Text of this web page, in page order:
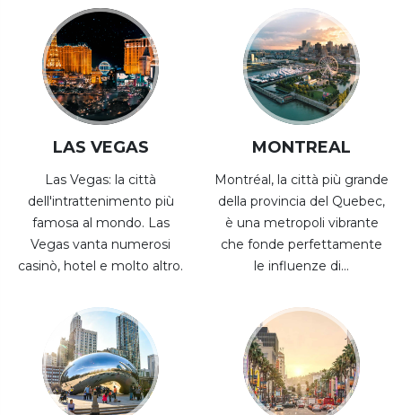
LAS VEGAS
Las Vegas: la città
dell'intrattenimento più
famosa al mondo. Las
Vegas vanta numerosi
casinò, hotel e molto altro.
MONTREAL
Montréal, la città più grande
della provincia del Quebec,
è una metropoli vibrante
che fonde perfettamente
le influenze di...